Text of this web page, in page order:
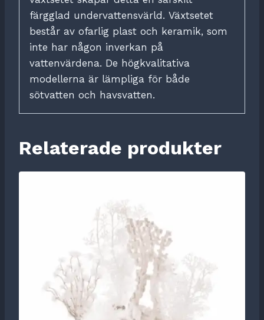
färgglad undervattensvärld. Växtsetet
består av ofarlig plast och keramik, som
inte har någon inverkan på
vattenvärdena. De högkvalitativa
modellerna är lämpliga för både
sötvatten och havsvatten.
Relaterade produkter